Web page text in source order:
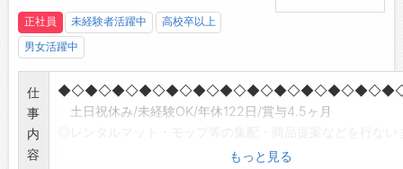
正社員 未経験者活躍中
高校卒以上
男女活躍中
仕
事
内
容
土日祝休み/未経験OK/年休122日/賞与4.5ヶ月
◎ワンボックス車にて、約30軒/日程度訪問
もっと見る